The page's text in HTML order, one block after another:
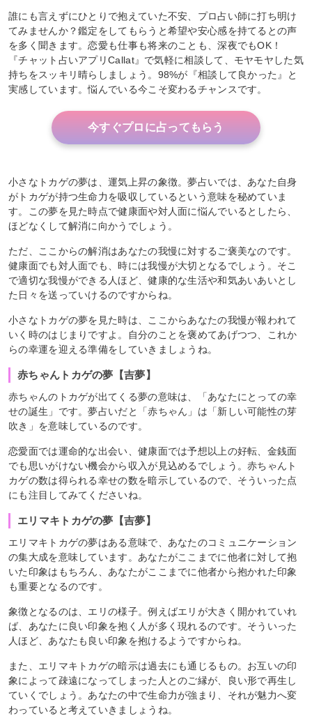
誰にも言えずにひとりで抱えていた不安、プロ占い師に打ち明け
てみませんか？鑑定をしてもらうと希望や安心感を持てるとの声
を多く聞きます。恋愛も仕事も将来のことも、深夜でもOK！
『チャット占いアプリCallat』で気軽に相談して、モヤモヤした気
持ちをスッキリ晴らしましょう。98%が『相談して良かった』と
実感しています。悩んでいる今こそ変わるチャンスです。
今すぐプロに占ってもらう
小さなトカゲの夢は、運気上昇の象徴。夢占いでは、あなた自身
がトカゲが持つ生命力を吸収しているという意味を秘めていま
す。この夢を見た時点で健康面や対人面に悩んでいるとしたら、
ほどなくして解消に向かうでしょう。
ただ、ここからの解消はあなたの我慢に対するご褒美なのです。
健康面でも対人面でも、時には我慢が大切となるでしょう。そこ
で適切な我慢ができる人ほど、健康的な生活や和気あいあいとし
た日々を送っていけるのですからね。
小さなトカゲの夢を見た時は、ここからあなたの我慢が報われて
いく時のはじまりですよ。自分のことを褒めてあげつつ、これか
らの幸運を迎える準備をしていきましょうね。
赤ちゃんトカゲの夢【吉夢】
赤ちゃんのトカゲが出てくる夢の意味は、「あなたにとっての幸
せの誕生」です。夢占いだと「赤ちゃん」は「新しい可能性の芽
吹き」を意味しているのです。
恋愛面では運命的な出会い、健康面では予想以上の好転、金銭面
でも思いがけない機会から収入が見込めるでしょう。赤ちゃんト
カゲの数は得られる幸せの数を暗示しているので、そういった点
にも注目してみてくださいね。
エリマキトカゲの夢【吉夢】
エリマキトカゲの夢はある意味で、あなたのコミュニケーション
の集大成を意味しています。あなたがここまでに他者に対して抱
いた印象はもちろん、あなたがここまでに他者から抱かれた印象
も重要となるのです。
象徴となるのは、エリの様子。例えばエリが大きく開かれていれ
ば、あなたに良い印象を抱く人が多く現れるのです。そういった
人ほど、あなたも良い印象を抱けるようですからね。
また、エリマキトカゲの暗示は過去にも通じるもの。お互いの印
象によって疎遠になってしまった人とのご縁が、良い形で再生し
ていくでしょう。あなたの中で生命力が強まり、それが魅力へ変
わっていると考えていきましょうね。